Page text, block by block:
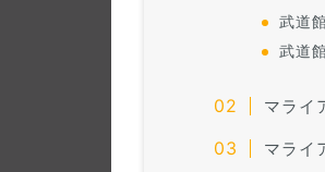
武道
武道
マライ
マライ